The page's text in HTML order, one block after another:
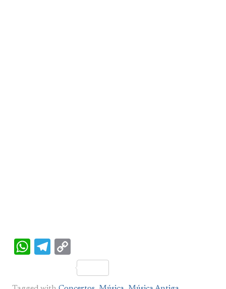
WhatsApp
Telegram
Link